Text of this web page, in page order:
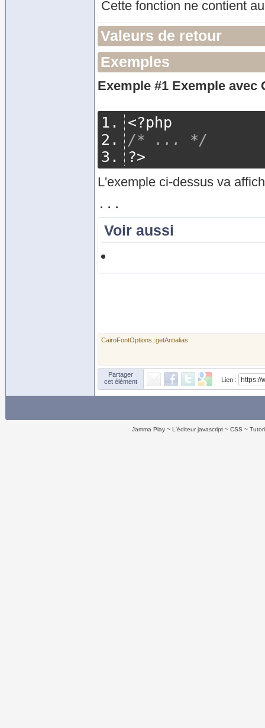
Cette fonction ne contient
Valeurs de retour
Exemples
Exemple #1 Exemple avec
<?php
/* ... */
?>
L'exemple ci-dessus va
Voir aussi
CairoFontOptions::getAntialias
Partager
cet élément
Lien :
Jamma Play L'éditeur javascript CSS